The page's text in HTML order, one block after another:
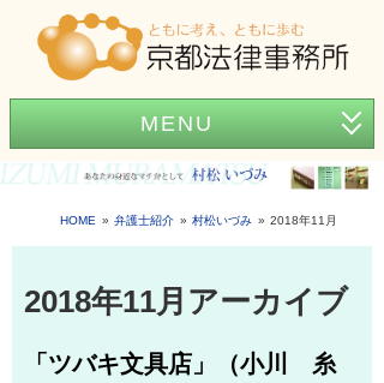
MENU
ホーム
事務所紹介
アクセス
弁護士費用
HOME 弁護士紹介 村松いづみ 2018年11月
2018年11月アーカイブ
「ツバキ文具店」（小川 糸